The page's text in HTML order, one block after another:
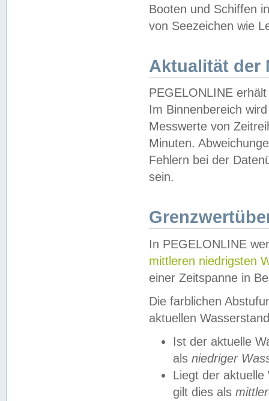
Booten und Schiffen
von Seezeichen wie
Aktualität der
PEGELONLINE
Im Binnenbereich
Messwerte von
Minuten.
Fehlern bei der
sein.
In PEGELONLINE
mittleren niedrigsten
einer Zeitspanne in
Die farblichen
aktuellen
Ist der aktuelle
als niedriger
Liegt der
gilt dies als